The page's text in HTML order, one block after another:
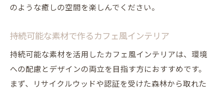
のような癒しの空間を楽しんでください。
持続可能な素材で作るカフェ風インテリア
持続可能な素材を活用したカフェ風インテリアは、環境
への配慮とデザインの両立を目指す方におすすめです。
まず、リサイクルウッドや認証を受けた森林から取れた